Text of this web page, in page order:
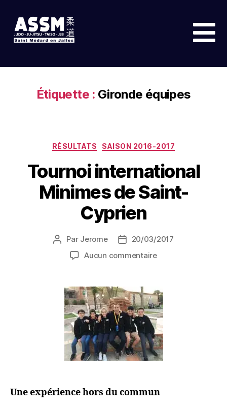
Étiquette : Gironde équipes
RÉSULTATS SAISON 2016-2017
Tournoi international
Minimes de Saint-
Cyprien
Par Jerome
20/03/2017
Aucun commentaire
Une expérience hors du commun